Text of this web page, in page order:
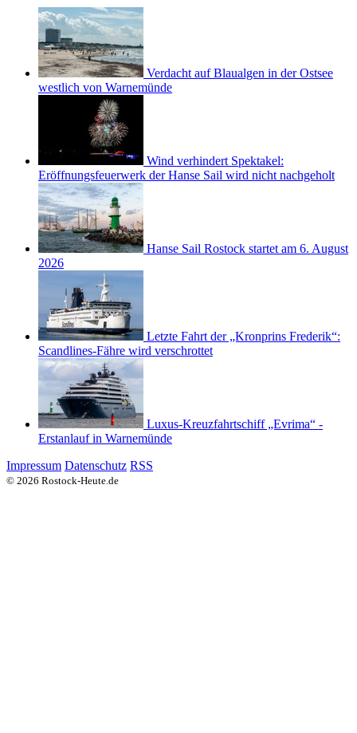
Verdacht auf Blaualgen in der Ostsee
westlich von Warnemünde
Wind verhindert Spektakel:
Eröffnungsfeuerwerk der Hanse Sail wird nicht nachgeholt
Hanse Sail Rostock startet am 6. August
2026
Letzte Fahrt der „Kronprins Frederik“:
Scandlines-Fähre wird verschrottet
Luxus-Kreuzfahrtschiff „Evrima“ -
Erstanlauf in Warnemünde
Impressum Datenschutz RSS
© 2026 Rostock-Heute.de